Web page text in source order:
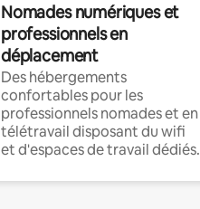
Nomades numériques et
professionnels en
déplacement
Des hébergements
confortables pour les
professionnels nomades et en
télétravail disposant du wifi
et d'espaces de travail dédiés.